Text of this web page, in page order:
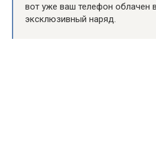
вот уже ваш телефон облачен
эксклюзивный наряд.